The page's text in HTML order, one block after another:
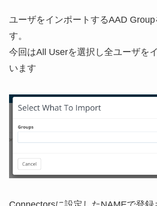
ユーザをインポートするAAD Group
す。
今回はAll Userを選択し全ユーザを
います